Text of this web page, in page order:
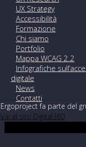
UX Strategy
Accessibilità
Formazione
Chi siamo
Portfolio
Mappa WCAG 2.2
Infografiche
digitale
News
Contatti
Ergoproject fa parte del
Vai al sito Digital360